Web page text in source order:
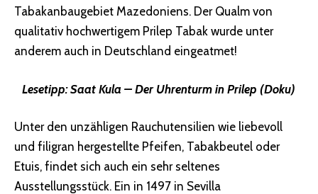
Tabakanbaugebiet Mazedoniens. Der Qualm von
qualitativ hochwertigem Prilep Tabak wurde unter
anderem auch in Deutschland eingeatmet!
Lesetipp:Saat Kula – Der Uhrenturm in Prilep (Doku)
Unter den unzähligen Rauchutensilien wie liebevoll
und filigran hergestellte Pfeifen, Tabakbeutel oder
Etuis, findet sich auch ein sehr seltenes
Ausstellungsstück. Ein in 1497 in Sevilla